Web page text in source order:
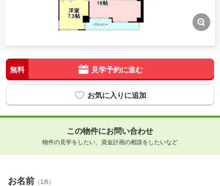
無料 見学予約に進む
この物件にお問い合わせ
物件の見学をしたい、資金計画の相談をしたいなど
お名前 （1/6）